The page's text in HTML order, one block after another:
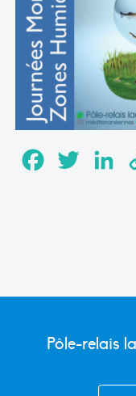
FacebookTwitter
Pôle-relais